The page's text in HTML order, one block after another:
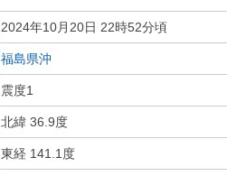
2024年10月20日 22時52分頃
福島県沖
震度1
北緯 36.9度
東経 141.1度